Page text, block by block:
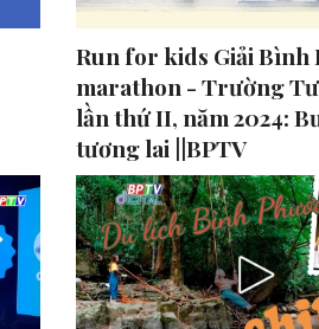
Run for kids Giải Bình
marathon - Trường
lần thứ II, năm 2024:
tương lai ||BPTV